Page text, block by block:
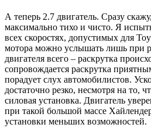
А теперь 2.7 двигатель. Сразу
максимально тихо и чисто. Я
всех скоростях, допустимых для
мотора можно услышать лишь при
двигателя всего – раскрутка
сопровождается раскрутка
порадует слух автомобилистов.
достаточно резко, несмотря на то,
силовая установка. Двигатель
при такой большой массе
установки меньших возможностей.